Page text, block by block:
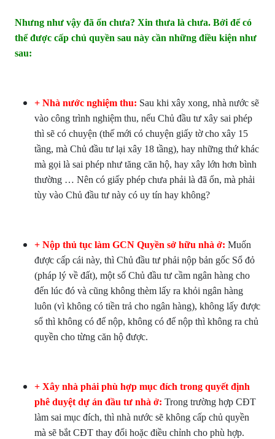
Nhưng như vậy đã ổn chưa? Xin thưa là chưa. Bởi để có
thể được cấp chủ quyền sau này cần những điều kiện như
sau:
+ Nhà nước nghiệm thu: Sau khi xây xong, nhà nước sẽ
vào công trình nghiệm thu, nếu Chủ đầu tư xây sai phép
thì sẽ có chuyện (thế mới có chuyện giấy tờ cho xây 15
tầng, mà Chủ đầu tư lại xây 18 tầng), hay những thứ khác
mà gọi là sai phép như tăng căn hộ, hay xây lớn hơn bình
thường … Nên có giấy phép chưa phải là đã ổn, mà phải
tùy vào Chủ đầu tư này có uy tín hay không?
+ Nộp thủ tục làm GCN Quyền sở hữu nhà ở: Muốn
được cấp cái này, thì Chủ đầu tư phải nộp bản gốc Sổ đỏ
(pháp lý về đất), một số Chủ đầu tư cầm ngân hàng cho
đến lúc đó và cũng không thèm lấy ra khỏi ngân hàng
luôn (vì không có tiền trả cho ngân hàng), không lấy được
sổ thì không có để nộp, không có để nộp thì không ra chủ
quyền cho từng căn hộ được.
+ Xây nhà phải phù hợp mục đích trong quyết định
phê duyệt dự án đầu tư nhà ở: Trong trường hợp CĐT
làm sai mục đích, thì nhà nước sẽ không cấp chủ quyền
mà sẽ bắt CĐT thay đổi hoặc điều chỉnh cho phù hợp.